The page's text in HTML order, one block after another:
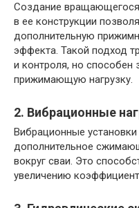
Создание вращающегося
в ее конструкции
дополнительную
эффекта. Такой подход
и контроля, но способен
прижимающую нагрузку.
2. Вибрационные
Вибрационные
дополнительное
вокруг сваи. Это
увеличению